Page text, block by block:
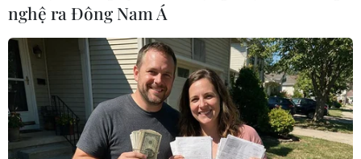
2014 và Đạihội thể thao Olympic mùa Hè 2016
mà nước này đăng cai.
Các cuộc biểutình đã phủ bóng đen lên Cúp
Liên đoàn đang diễn ra tại Brazil và đượccoi là
giải đấu khởi động cho World Cup sẽ diễn ra
năm tới.
nghệ ra Đông Nam Á